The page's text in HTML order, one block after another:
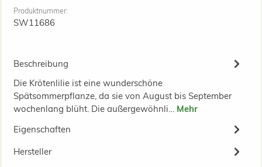
Produktnummer:
SW11686
Beschreibung
Die Krötenlilie ist eine wunderschöne
Spätsommerpflanze, da sie von August bis September
wochenlang blüht. Die außergewöhnli… Mehr
Eigenschaften
Hersteller